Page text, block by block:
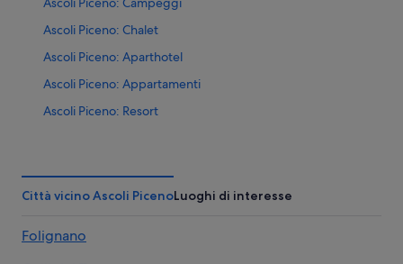
Ascoli Piceno: Chalet
Ascoli Piceno: Aparthotel
Ascoli Piceno: Appartamenti
Ascoli Piceno: Resort
Ascoli Piceno: Agriturismi
Ascoli Piceno: B&B
Città vicino Ascoli PicenoLuoghi di interesse
Folignano